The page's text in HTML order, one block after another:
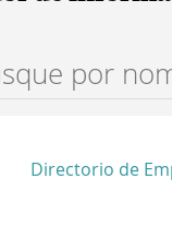
Directorio de